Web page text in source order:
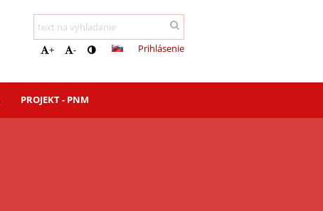
+ - Prihlásenie
PROJEKT - PNM